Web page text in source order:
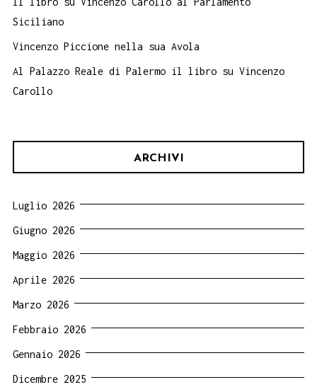
Siciliano
Vincenzo Piccione nella sua Avola
Al Palazzo Reale di Palermo il libro su Vincenzo
Carollo
ARCHIVI
Luglio 2026
Giugno 2026
Maggio 2026
Aprile 2026
Marzo 2026
Febbraio 2026
Gennaio 2026
Dicembre 2025